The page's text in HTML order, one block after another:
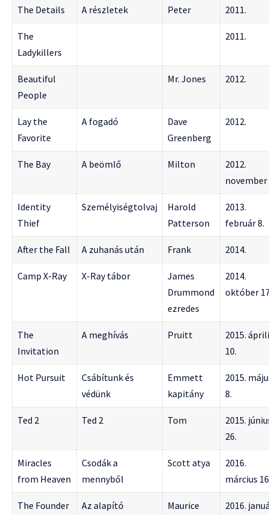
The Details A részletek Peter 2011.
The
Ladykillers
2011.
Beautiful
People
Mr. Jones 2012.
Lay the
Favorite
A fogadó
Dave
Greenberg
2012.
The Bay A beömlő Milton
2012.
november
Identity
Thief
Személyiségtolvaj
Harold
Patterson
2013.
február 8.
After the Fall A zuhanás után Frank 2014.
Camp X-Ray X-Ray tábor
James
Drummond
ezredes
2014.
október
The
Invitation
A meghívás Pruitt
2015.
10.
Hot Pursuit
Csábítunk és
védünk
Emmett
kapitány
2015.
8.
Ted 2 Ted 2 Tom
2015.
26.
Miracles
from Heaven
Csodák a
mennyből
Scott atya
2016.
március
The Founder Az alapító
Maurice
2016.